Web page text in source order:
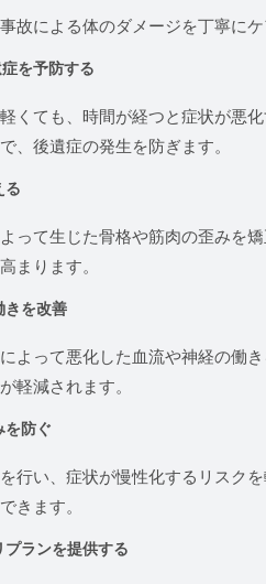
故による体のダメージを丁寧に
を予防する
くても、時間が経つと症状が悪
、後遺症の発生を防ぎます。
る
って生じた骨格や筋肉の歪みを
まります。
きを改善
よって悪化した血流や神経の働
軽減されます。
を防ぐ
行い、症状が慢性化するリスク
きます。
ランを提供する